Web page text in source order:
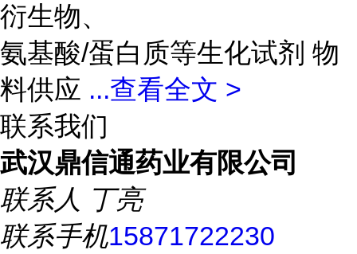
衍生物、
氨基酸/蛋白质等生化试剂 物
料供应 ...查看全文 >
联系我们
武汉鼎信通药业有限公司
联系人 丁亮
联系手机15871722230